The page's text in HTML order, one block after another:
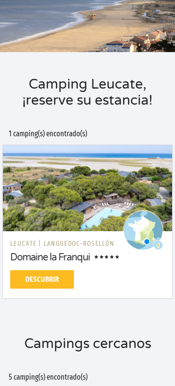
Camping Leucate,
¡reserve su estancia!
1 camping(s) encontrado(s)
LEUCATE | LANGUEDOC-ROSELLÓN
Domaine la Franqui
DESCUBRIR
Campings cercanos
5 camping(s) encontrado(s)